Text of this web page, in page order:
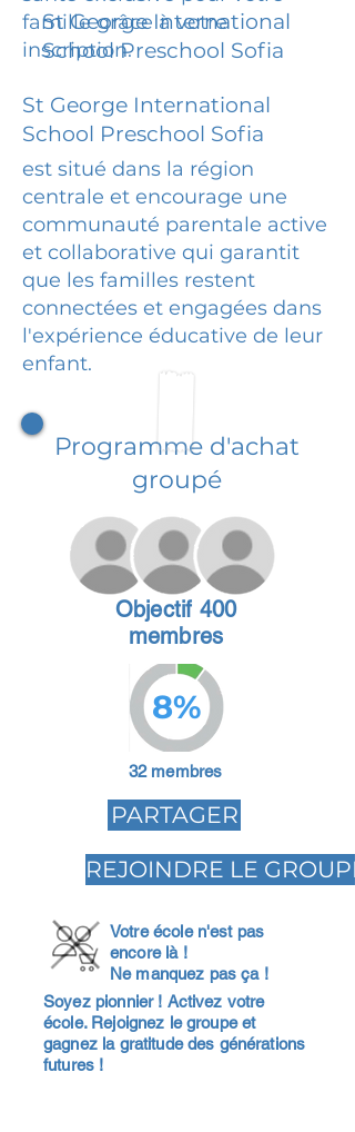
famille grâce à votre
inscription.
St George International
School Preschool Sofia
St George International
School Preschool Sofia
est situé dans la région
centrale et encourage une
communauté parentale active
et collaborative qui garantit
que les familles restent
connectées et engagées dans
l'expérience éducative de leur
enfant.
Programme d'achat
groupé
Objectif 400
membres
8%
32 membres
PARTAGER
REJOINDRE LE GROUPE
Votre école n'est pas
encore là !
Ne manquez pas ça !
Soyez pionnier ! Activez votre
école. Rejoignez le groupe et
gagnez la gratitude des générations
futures !